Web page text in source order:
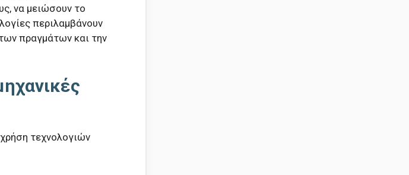
να μειώσουν το
περιλαμβάνουν
πραγμάτων και την
τεχνολογιών